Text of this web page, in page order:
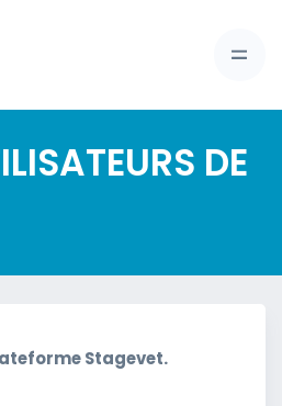
DE
Stagevet.